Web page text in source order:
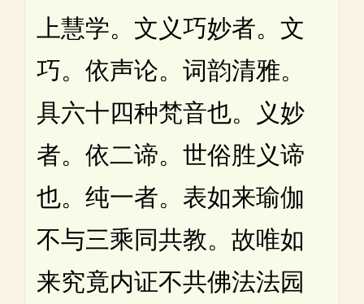
上慧学。文义巧妙者。文
巧。依声论。词韵清雅。
具六十四种梵音也。义妙
者。依二谛。世俗胜义谛
也。纯一者。表如来瑜伽
不与三乘同共教。故唯如
来究竟内证不共佛法法园